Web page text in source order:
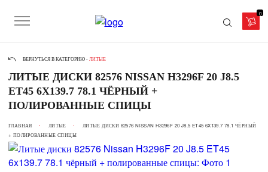
0
ВЕРНУТЬСЯ В КАТЕГОРИЮ - ЛИТЫЕ
ЛИТЫЕ ДИСКИ 82576 NISSAN H3296F 20 J8.5
ET45 6X139.7 78.1 ЧЁРНЫЙ +
ПОЛИРОВАННЫЕ СПИЦЫ
ГЛАВНАЯ ЛИТЫЕ
ЛИТЫЕ ДИСКИ 82576 NISSAN H3296F 20 J8.5 ET45 6X139.7 78.1 ЧЁРНЫЙ
+ ПОЛИРОВАННЫЕ СПИЦЫ